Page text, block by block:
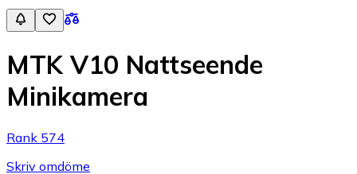
MTK V10 Nattseende
Minikamera
Rank 574
Skriv omdöme